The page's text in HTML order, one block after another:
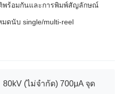
พร้อมกันและการพิมพ์สัญลักษณ์
ดนับ single/multi-reel
80kV (ไม่จํากัด) 700μA จุด